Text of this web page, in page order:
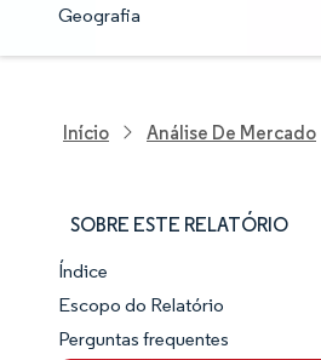
Geografia
Início Análise De Mercado
SOBRE ESTE RELATÓRIO
Panorama do Mercado
Visão Geral do Mercado
Índice
Escopo do Relatório
Perguntas frequentes